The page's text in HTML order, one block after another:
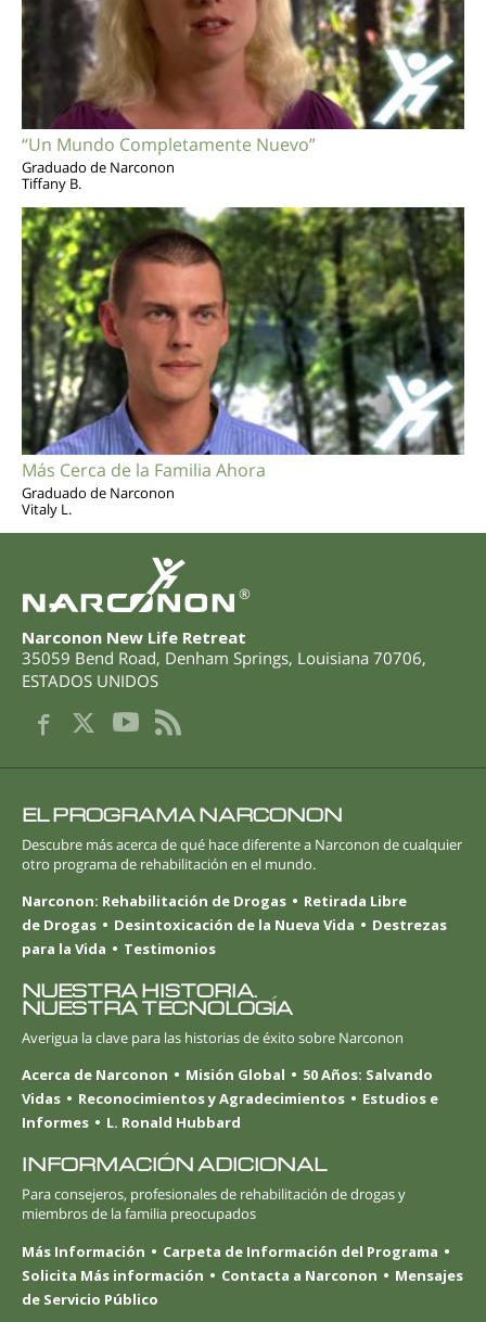
“Un Mundo Completamente Nuevo”
Graduado de Narconon
Tiffany B.
Más Cerca de la Familia Ahora
Graduado de Narconon
Vitaly L.
®
Narconon New Life Retreat
35059 Bend Road, Denham Springs, Louisiana 70706,
ESTADOS UNIDOS
EL PROGRAMA NARCONON
Descubre más acerca de qué hace diferente a Narconon de cualquier
otro programa de rehabilitación en el mundo.
Narconon: Rehabilitación de Drogas
Retirada Libre
de Drogas
Desintoxicación de la Nueva Vida
Destrezas
para la Vida
Testimonios
NUESTRA HISTORIA.
NUESTRA TECNOLOGÍA
Averigua la clave para las historias de éxito sobre Narconon
Acerca de Narconon
Misión Global
50 Años: Salvando
Vidas
Reconocimientos y Agradecimientos
Estudios e
Informes
L. Ronald Hubbard
INFORMACIÓN ADICIONAL
Para consejeros, profesionales de rehabilitación de drogas y
miembros de la familia preocupados
Más Información
Carpeta de Información del Programa
Solicita Más información
Contacta a Narconon
Mensajes
de Servicio Público